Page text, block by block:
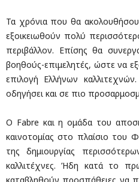
Τα χρόνια που θα
εξοικειωθούν πολύ
περιβάλλον. Επίσης θα
βοηθούς-επιμελητές, ώστε να
επιλογή Ελλήνων
οδηγήσει και σε πιο
Ο Fabre και η ομάδα του
καινοτομίας στο πλαίσιο του
της δημιουργίας
καλλιτέχνες. Ήδη κατά το